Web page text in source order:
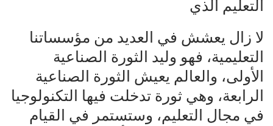
التعليم الذي
لا زال يعشش في العديد من مؤسساتنا
التعليمية، فهو وليد الثورة الصناعية
الأولى، والعالم يعيش الثورة الصناعية
الرابعة، وهي ثورة تدخلت فيها التكنولوجيا
في مجال التعليم، وستستمر في القيام